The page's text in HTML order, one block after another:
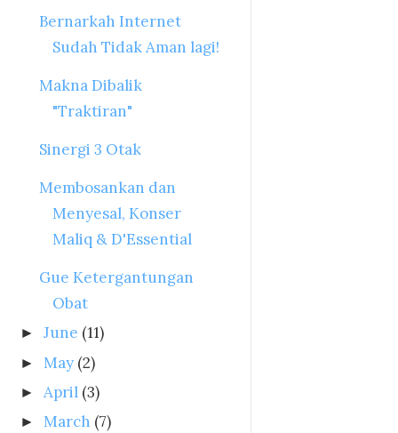
Bernarkah Internet
Sudah Tidak Aman lagi!
Makna Dibalik
"Traktiran"
Sinergi 3 Otak
Membosankan dan
Menyesal, Konser
Maliq & D'Essential
Gue Ketergantungan
Obat
►June (11)
► May (2)
►April (3)
►March (7)